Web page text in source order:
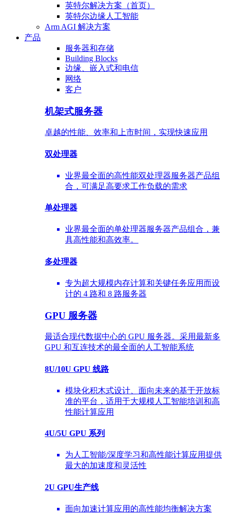
英特尔解决方案（首页）
英特尔边缘人工智能
Arm AGI 解决方案
产品
服务器和存储
Building Blocks
边缘、嵌入式和电信
网络
客户
机架式服务器
卓越的性能、效率和上市时间，实现快速应用
双处理器
业界最全面的高性能双处理器服务器产品组
合，可满足高要求工作负载的需求
单处理器
业界最全面的单处理器服务器产品组合，兼
具高性能和高效率。
多处理器
专为超大规模内存计算和关键任务应用而设
计的 4 路和 8 路服务器
GPU 服务器
最适合现代数据中心的 GPU 服务器。采用最新多
GPU 和互连技术的最全面的人工智能系统
8U/10U GPU 线路
模块化积木式设计、面向未来的基于开放标
准的平台，适用于大规模人工智能培训和高
性能计算应用
4U/5U GPU 系列
为人工智能/深度学习和高性能计算应用提供
最大的加速度和灵活性
2U GPU生产线
面向加速计算应用的高性能均衡解决方案